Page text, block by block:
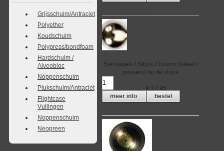
Grijsschuim/Antraciet
Polyether
Koudschuim
Polypress/bondfoam
Hardschuim /
Alveobloc
Noppenschuim
Plukschuim/Antraciet
Flightcase
Vullingen
Noppenschuim
Neopreen
Siernagels / Strips Chroom Nikkel /
passend bij de strips
€ 17,95
meer info
bestel